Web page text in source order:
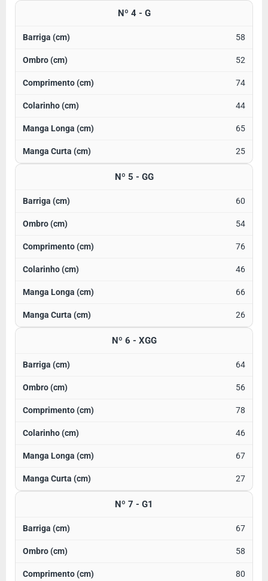
Nº 4 - G
58
52
74
44
65
25
Nº 5 - GG
60
54
76
46
66
26
Nº 6 - XGG
64
56
78
46
67
27
Nº 7 - G1
67
58
80